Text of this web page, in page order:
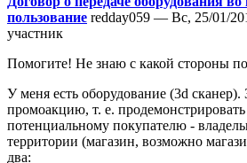
пользование redday059 — Вс, 25/01/
участник
Помогите! Не знаю с какой стороны
У меня есть оборудование (3d сканер).
промоакцию, т. е. продемонстрировать
потенциальному покупателю -
территории (магазин, возможно
два: